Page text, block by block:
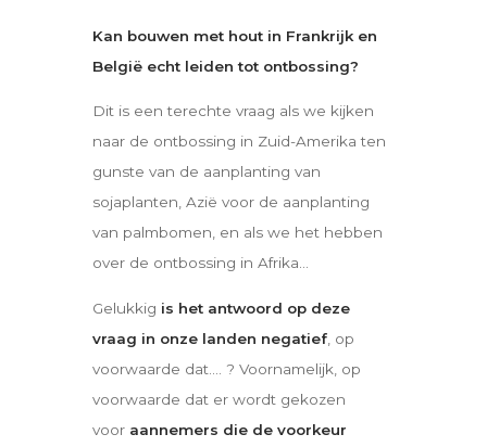
Kan bouwen met hout in Frankrijk en
België echt leiden tot ontbossing?
Dit is een terechte vraag als we kijken
naar de ontbossing in Zuid-Amerika ten
gunste van de aanplanting van
sojaplanten, Azië voor de aanplanting
van palmbomen, en als we het hebben
over de ontbossing in Afrika…
Gelukkig is het antwoord op deze
vraag in onze landen negatief, op
voorwaarde dat…. ? Voornamelijk, op
voorwaarde dat er wordt gekozen
voor aannemers die de voorkeur